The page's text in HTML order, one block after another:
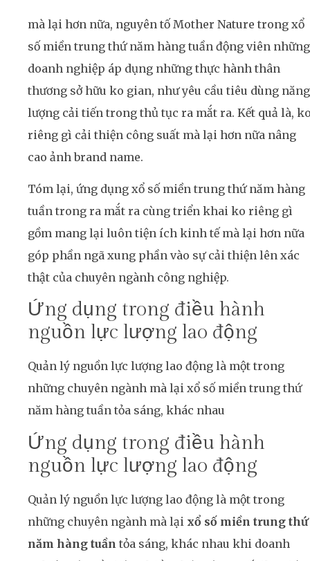
mà lại hơn nữa, nguyên tố Mother Nature trong xổ
số miền trung thứ năm hàng tuần động viên những
doanh nghiệp áp dụng những thực hành thân
thương sở hữu ko gian, như yêu cầu tiêu dùng năng
lượng cải tiến trong thủ tục ra mắt ra. Kết quả là,
riêng gì cải thiện công suất mà lại hơn nữa nâng
cao ảnh brand name.
Tóm lại, ứng dụng xổ số miền trung thứ năm hàng
tuần trong ra mắt ra cùng triển khai ko riêng gì
gồm mang lại luôn tiện ích kinh tế mà lại hơn nữa
góp phần ngã xung phần vào sự cải thiện lên xác
thật của chuyên ngành công nghiệp.
Ứng dụng trong điều hành
nguồn lực lượng lao động
Quản lý nguồn lực lượng lao động là một trong
những chuyên ngành mà lại xổ số miền trung thứ
năm hàng tuần tỏa sáng, khác nhau
Ứng dụng trong điều hành
nguồn lực lượng lao động
Quản lý nguồn lực lượng lao động là một trong
những chuyên ngành mà lại xổ số miền trung thứ
năm hàng tuần tỏa sáng, khác nhau khi doanh